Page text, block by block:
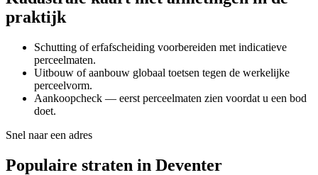
praktijk
Schutting of erfafscheiding voorbereiden met indicatieve
perceelmaten.
Uitbouw of aanbouw globaal toetsen tegen de werkelijke
perceelvorm.
Aankoopcheck — eerst perceelmaten zien voordat u een bod
doet.
Snel naar een adres
Populaire straten in Deventer